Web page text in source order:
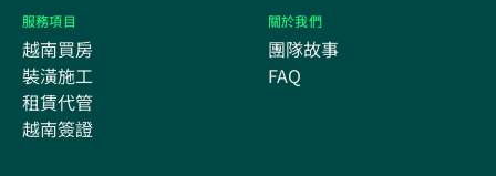
服務項目
越南買房
裝潢施工
租賃代管
越南簽證
關於我們
團隊故事
FAQ